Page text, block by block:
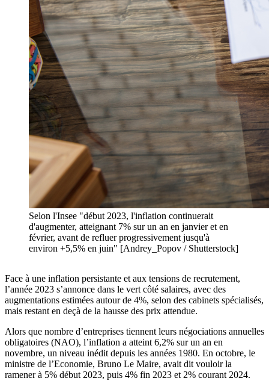
Selon l'Insee "début 2023, l'inflation continuerait
d'augmenter, atteignant 7% sur un an en janvier et en
février, avant de refluer progressivement jusqu'à
environ +5,5% en juin" [Andrey_Popov / Shutterstock]
Face à une inflation persistante et aux tensions de recrutement,
l’année 2023 s’annonce dans le vert côté salaires, avec des
augmentations estimées autour de 4%, selon des cabinets spécialisés,
mais restant en deçà de la hausse des prix attendue.
Alors que nombre d’entreprises tiennent leurs négociations annuelles
obligatoires (NAO), l’inflation a atteint 6,2% sur un an en
novembre, un niveau inédit depuis les années 1980. En octobre, le
ministre de l’Economie, Bruno Le Maire, avait dit vouloir la
ramener à 5% début 2023, puis 4% fin 2023 et 2% courant 2024.